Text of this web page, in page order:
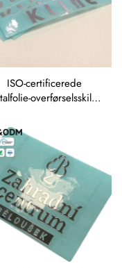
ISO-certificerede
overførselsskilte,
med høj
til logoer